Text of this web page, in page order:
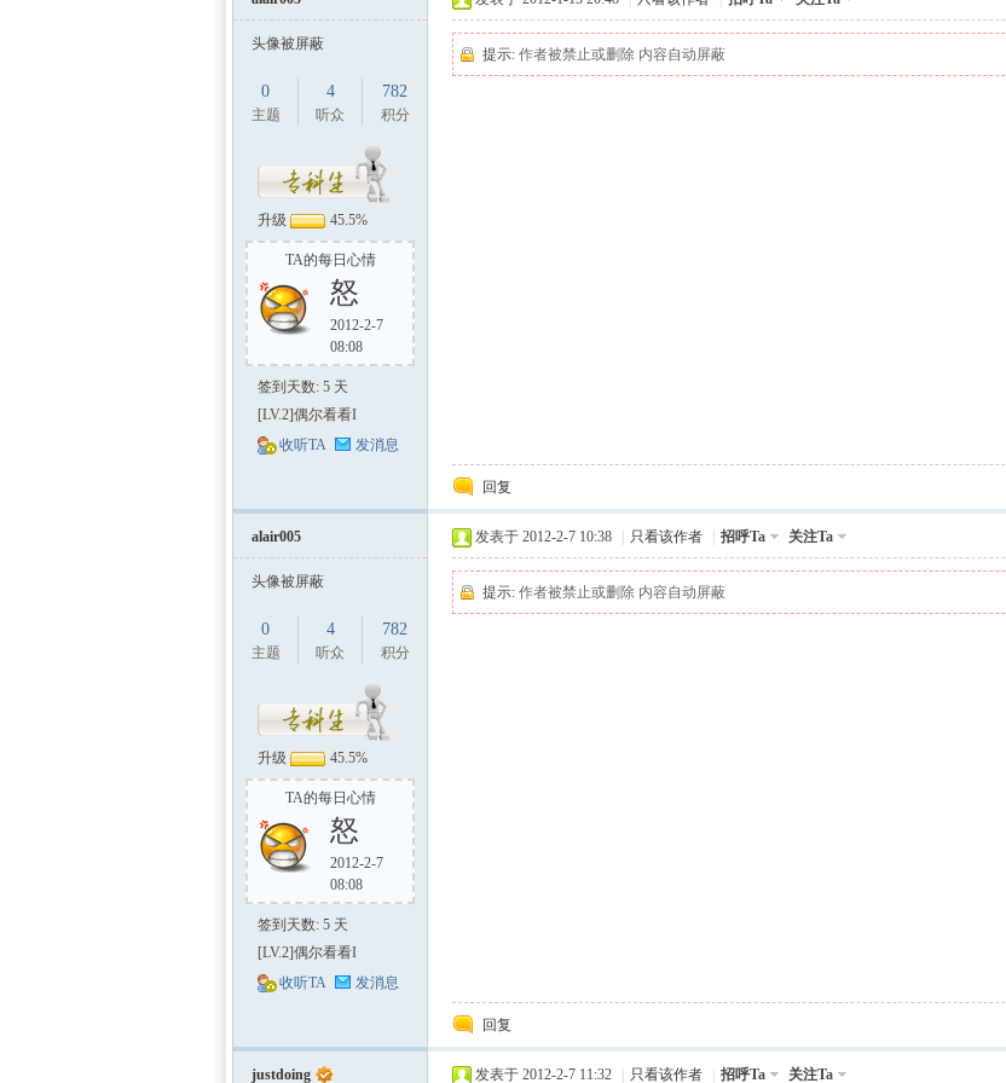
头像被屏蔽
0
主题
4
听众
782
积分
升级 45.5%
TA的每日心情
怒
2012-2-7
08:08
签到天数: 5 天
[LV.2]偶尔看看I
收听TA
发消息
提示: 作者被禁止或删除 内容自动屏蔽
回复
alair005
头像被屏蔽
0
主题
4
听众
782
积分
升级 45.5%
TA的每日心情
怒
2012-2-7
08:08
签到天数: 5 天
[LV.2]偶尔看看I
收听TA
发消息
发表于 2012-2-7 10:38 只看该作者 招呼Ta 关注Ta
提示: 作者被禁止或删除 内容自动屏蔽
回复
justdoing 发表于 2012-2-7 11:32 只看该作者 招呼Ta 关注Ta